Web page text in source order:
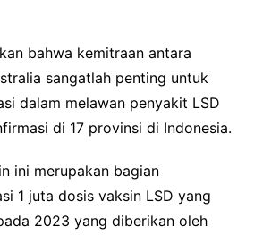
bahwa kemitraan antara
sangatlah penting untuk
dalam melawan penyakit LSD
di 17 provinsi di Indonesia.
ini merupakan bagian
1 juta dosis vaksin LSD yang
2023 yang diberikan oleh